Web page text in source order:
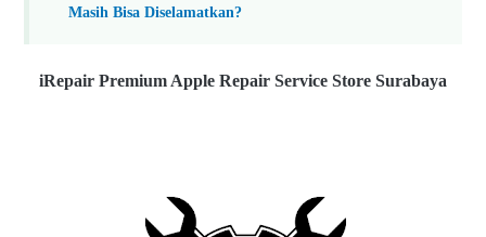
Masih Bisa Diselamatkan?
iRepair Premium Apple Repair Service Store Surabaya